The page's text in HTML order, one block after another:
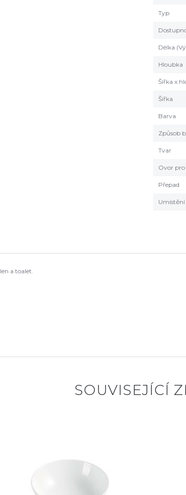
Typ
Délka
Hloubka
Šířka x
Šířka
Barva
Způsob
Tvar
Ovor
Přepad
Umístění
a toalet.
SOUVISEJÍCÍ